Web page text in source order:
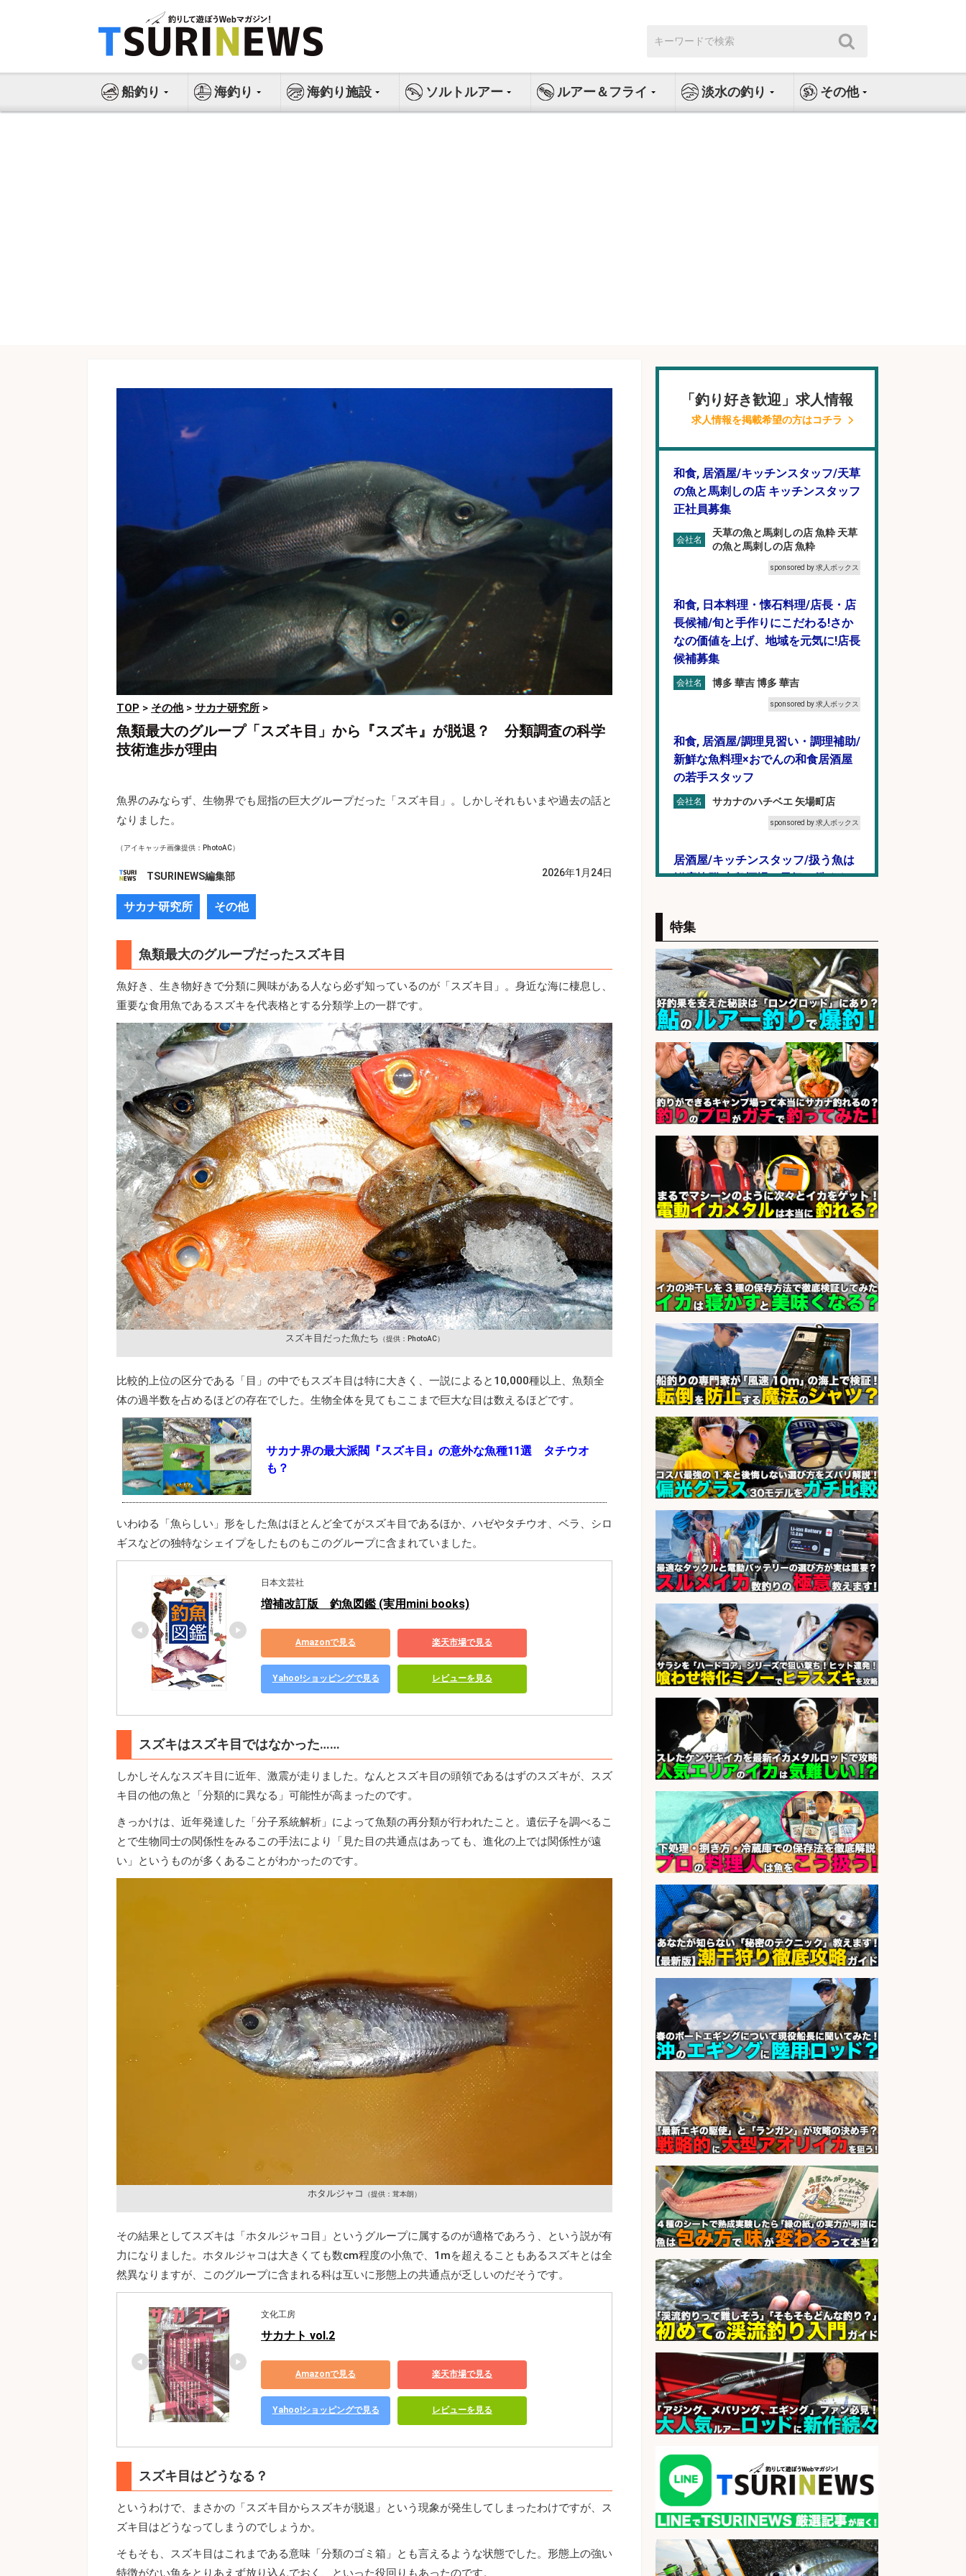
ス
索:
船釣り 海釣り 海釣り施設 ソルトルアー ルアー＆フライ 淡水の釣り その他
TOP > その他> サカナ研究所 >
魚類最大のグループ「スズキ目」から『スズキ』が脱退？ 分類調査の科学
技術進歩が理由
魚界のみならず、生物界でも屈指の巨大グループだった「スズキ目」。しかしそれもいまや過去の話と
なりました。
（アイキャッチ画像提供：PhotoAC）
TSURINEWS編集部 2026年1月24日
サカナ研究所 その他
魚類最大のグループだったスズキ目
魚好き、生き物好きで分類に興味がある人なら必ず知っているのが「スズキ目」。身近な海に棲息し、
重要な食用魚であるスズキを代表格とする分類学上の一群です。
スズキ目だった魚たち （提供：PhotoAC）
比較的上位の区分である「目」の中でもスズキ目は特に大きく、一説によると10,000種以上、魚類全
体の過半数を占めるほどの存在でした。生物全体を見てもここまで巨大な目は数えるほどです。
サカナ界の最大派閥『スズキ目』の意外な魚種11選 タチウオ
も？
いわゆる「魚らしい」形をした魚はほとんど全てがスズキ目であるほか、ハゼやタチウオ、ベラ、シロ
ギスなどの独特なシェイプをしたものもこのグループに含まれていました。
日本文芸社
増補改訂版　釣魚図鑑 (実用mini books)
Amazonで見る 楽天市場で見る
Yahoo!ショッピングで見る レビューを見る
スズキはスズキ目ではなかった……
しかしそんなスズキ目に近年、激震が走りました。なんとスズキ目の頭領であるはずのスズキが、スズ
キ目の他の魚と「分類的に異なる」可能性が高まったのです。
きっかけは、近年発達した「分子系統解析」によって魚類の再分類が行われたこと。遺伝子を調べるこ
とで生物同士の関係性をみるこの手法により「見た目の共通点はあっても、進化の上では関係性が遠
い」というものが多くあることがわかったのです。
ホタルジャコ （提供：茸本朗）
その結果としてスズキは「ホタルジャコ目」というグループに属するのが適格であろう、という説が有
力になりました。ホタルジャコは大きくても数cm程度の小魚で、1mを超えることもあるスズキとは全
然異なりますが、このグループに含まれる科は互いに形態上の共通点が乏しいのだそうです。
文化工房
サカナト vol.2
Amazonで見る 楽天市場で見る
Yahoo!ショッピングで見る レビューを見る
スズキ目はどうなる？
というわけで、まさかの「スズキ目からスズキが脱退」という現象が発生してしまったわけですが、ス
ズキ目はどうなってしまうのでしょうか。
そもそも、スズキ目はこれまである意味「分類のゴミ箱」とも言えるような状態でした。形態上の強い
特徴がない魚をとりあえず放り込んでおく、といった役回りもあったのです。
「釣り好き歓迎」求人情報
求人情報を掲載希望の方はコチラ
和食, 居酒屋/キッチンスタッフ/天草
の魚と馬刺しの店 キッチンスタッフ
正社員募集
会社名
天草の魚と馬刺しの店 魚粋 天草
の魚と馬刺しの店 魚粋
sponsored by 求人ボックス
和食, 日本料理・懐石料理/店長・店
長候補/旬と手作りにこだわる!さか
なの価値を上げ、地域を元気に!店長
候補募集
会社名 博多 華吉 博多 華吉
sponsored by 求人ボックス
和食, 居酒屋/調理見習い・調理補助/
新鮮な魚料理×おでんの和食居酒屋
の若手スタッフ
会社名 サカナのハチベエ 矢場町店
sponsored by 求人ボックス
居酒屋/キッチンスタッフ/扱う魚は
鮮度抜群!大衆酒場で元気に働くキッ
会社名
sponsored by 求人ボックス
和食, 居酒屋/料理長・料理長候補/
「海なし県にうまい魚を」朝獲れ鮮
魚にこだわるお店
会社名 魚丸 鮮魚と炉端焼き 魚丸 彦根店
sponsored by 求人ボックス
バル・バー, 創作・ダイニングバー/
キッチンスタッフ/名古屋駅/肉×魚
のバーでキッチンスタッフを募集!/
厳選素材使用
会社名
個室 肉バルvs魚バル DESIGN
FOOD MARKET 名古屋駅前店
和食, 居酒屋/レストランサービス・
ホールスタッフ/天草の魚と馬刺し
の店 ホールスタッフ正社員募集
会社名
の魚と馬刺しの店 魚粋
sponsored by 求人ボックス
居酒屋/キッチンスタッフ/扱う魚は
鮮度抜群!大衆酒場で元気に働くキッ
チンスタッフを募集
会社名 アカマル屋鮮魚店 溝の口店
sponsored by 求人ボックス
居酒屋/レストランサービス・ホー
ルスタッフ/扱う魚は鮮度抜群!大衆
酒場で元気に働くホールスタッフを
募集
会社名 アカマル屋鮮魚店 府中店
sponsored by 求人ボックス
居酒屋/料理長・料理長候補/本格魚
料理と藁焼きの板前居酒屋にて料理
長候補を募集
会社名 お魚総本家 全店共通
sponsored by 求人ボックス
さらに求人情報を見る
特集